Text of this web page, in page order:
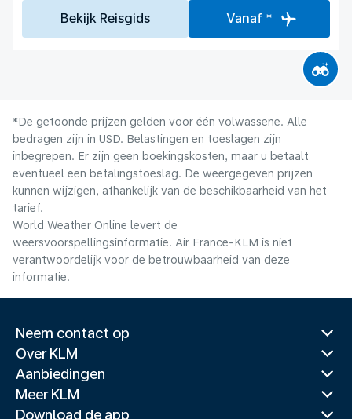
Bekijk Reisgids Vanaf *
*De getoonde prijzen gelden voor één volwassene. Alle
bedragen zijn in USD. Belastingen en toeslagen zijn
inbegrepen. Er zijn geen boekingskosten, maar u betaalt
eventueel een betalingstoeslag. De weergegeven prijzen
kunnen wijzigen, afhankelijk van de beschikbaarheid van het
tarief.
World Weather Online levert de
weersvoorspellingsinformatie. Air France-KLM is niet
verantwoordelijk voor de betrouwbaarheid van deze
informatie.
Neem contact op
Over KLM
Aanbiedingen
Meer KLM
Download de app